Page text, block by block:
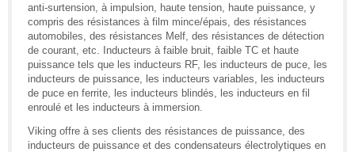
anti-surtension, à impulsion, haute tension, haute puissance, y
compris des résistances à film mince/épais, des résistances
automobiles, des résistances Melf, des résistances de détection
de courant, etc. Inducteurs à faible bruit, faible TC et haute
puissance tels que les inducteurs RF, les inducteurs de puce, les
inducteurs de puissance, les inducteurs variables, les inducteurs
de puce en ferrite, les inducteurs blindés, les inducteurs en fil
enroulé et les inducteurs à immersion.
Viking offre à ses clients des résistances de puissance, des
inducteurs de puissance et des condensateurs électrolytiques en